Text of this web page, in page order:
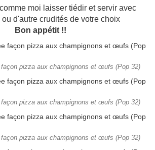
moi laisser tiédir et servir avec
d'autre crudités de votre choix
Bon appétit !!
façon pizza aux champignons et œufs (Pop 32)
façon pizza aux champignons et œufs (Pop 32)
façon pizza aux champignons et œufs (Pop 32)